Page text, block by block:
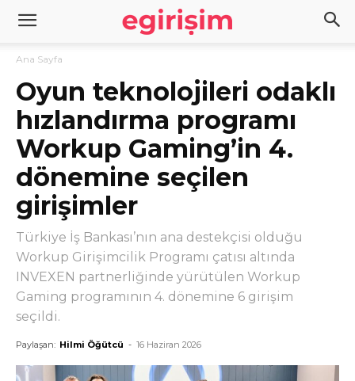
Ana Sayfa
Oyun teknolojileri odaklı
hızlandırma programı
Workup Gaming’in 4.
dönemine seçilen
girişimler
Türkiye İş Bankası’nın ana destekçisi olduğu
Workup Girişimcilik Programı çatısı altında
INVEXEN partnerliğinde yürütülen Workup
Gaming programının 4. dönemine 6 girişim
seçildi.
Paylaşan: Hilmi Öğütcü - 16 Haziran 2026